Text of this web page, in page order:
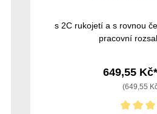
s 2C rukojetí a s rovnou
pracovní
649,55
(649,55